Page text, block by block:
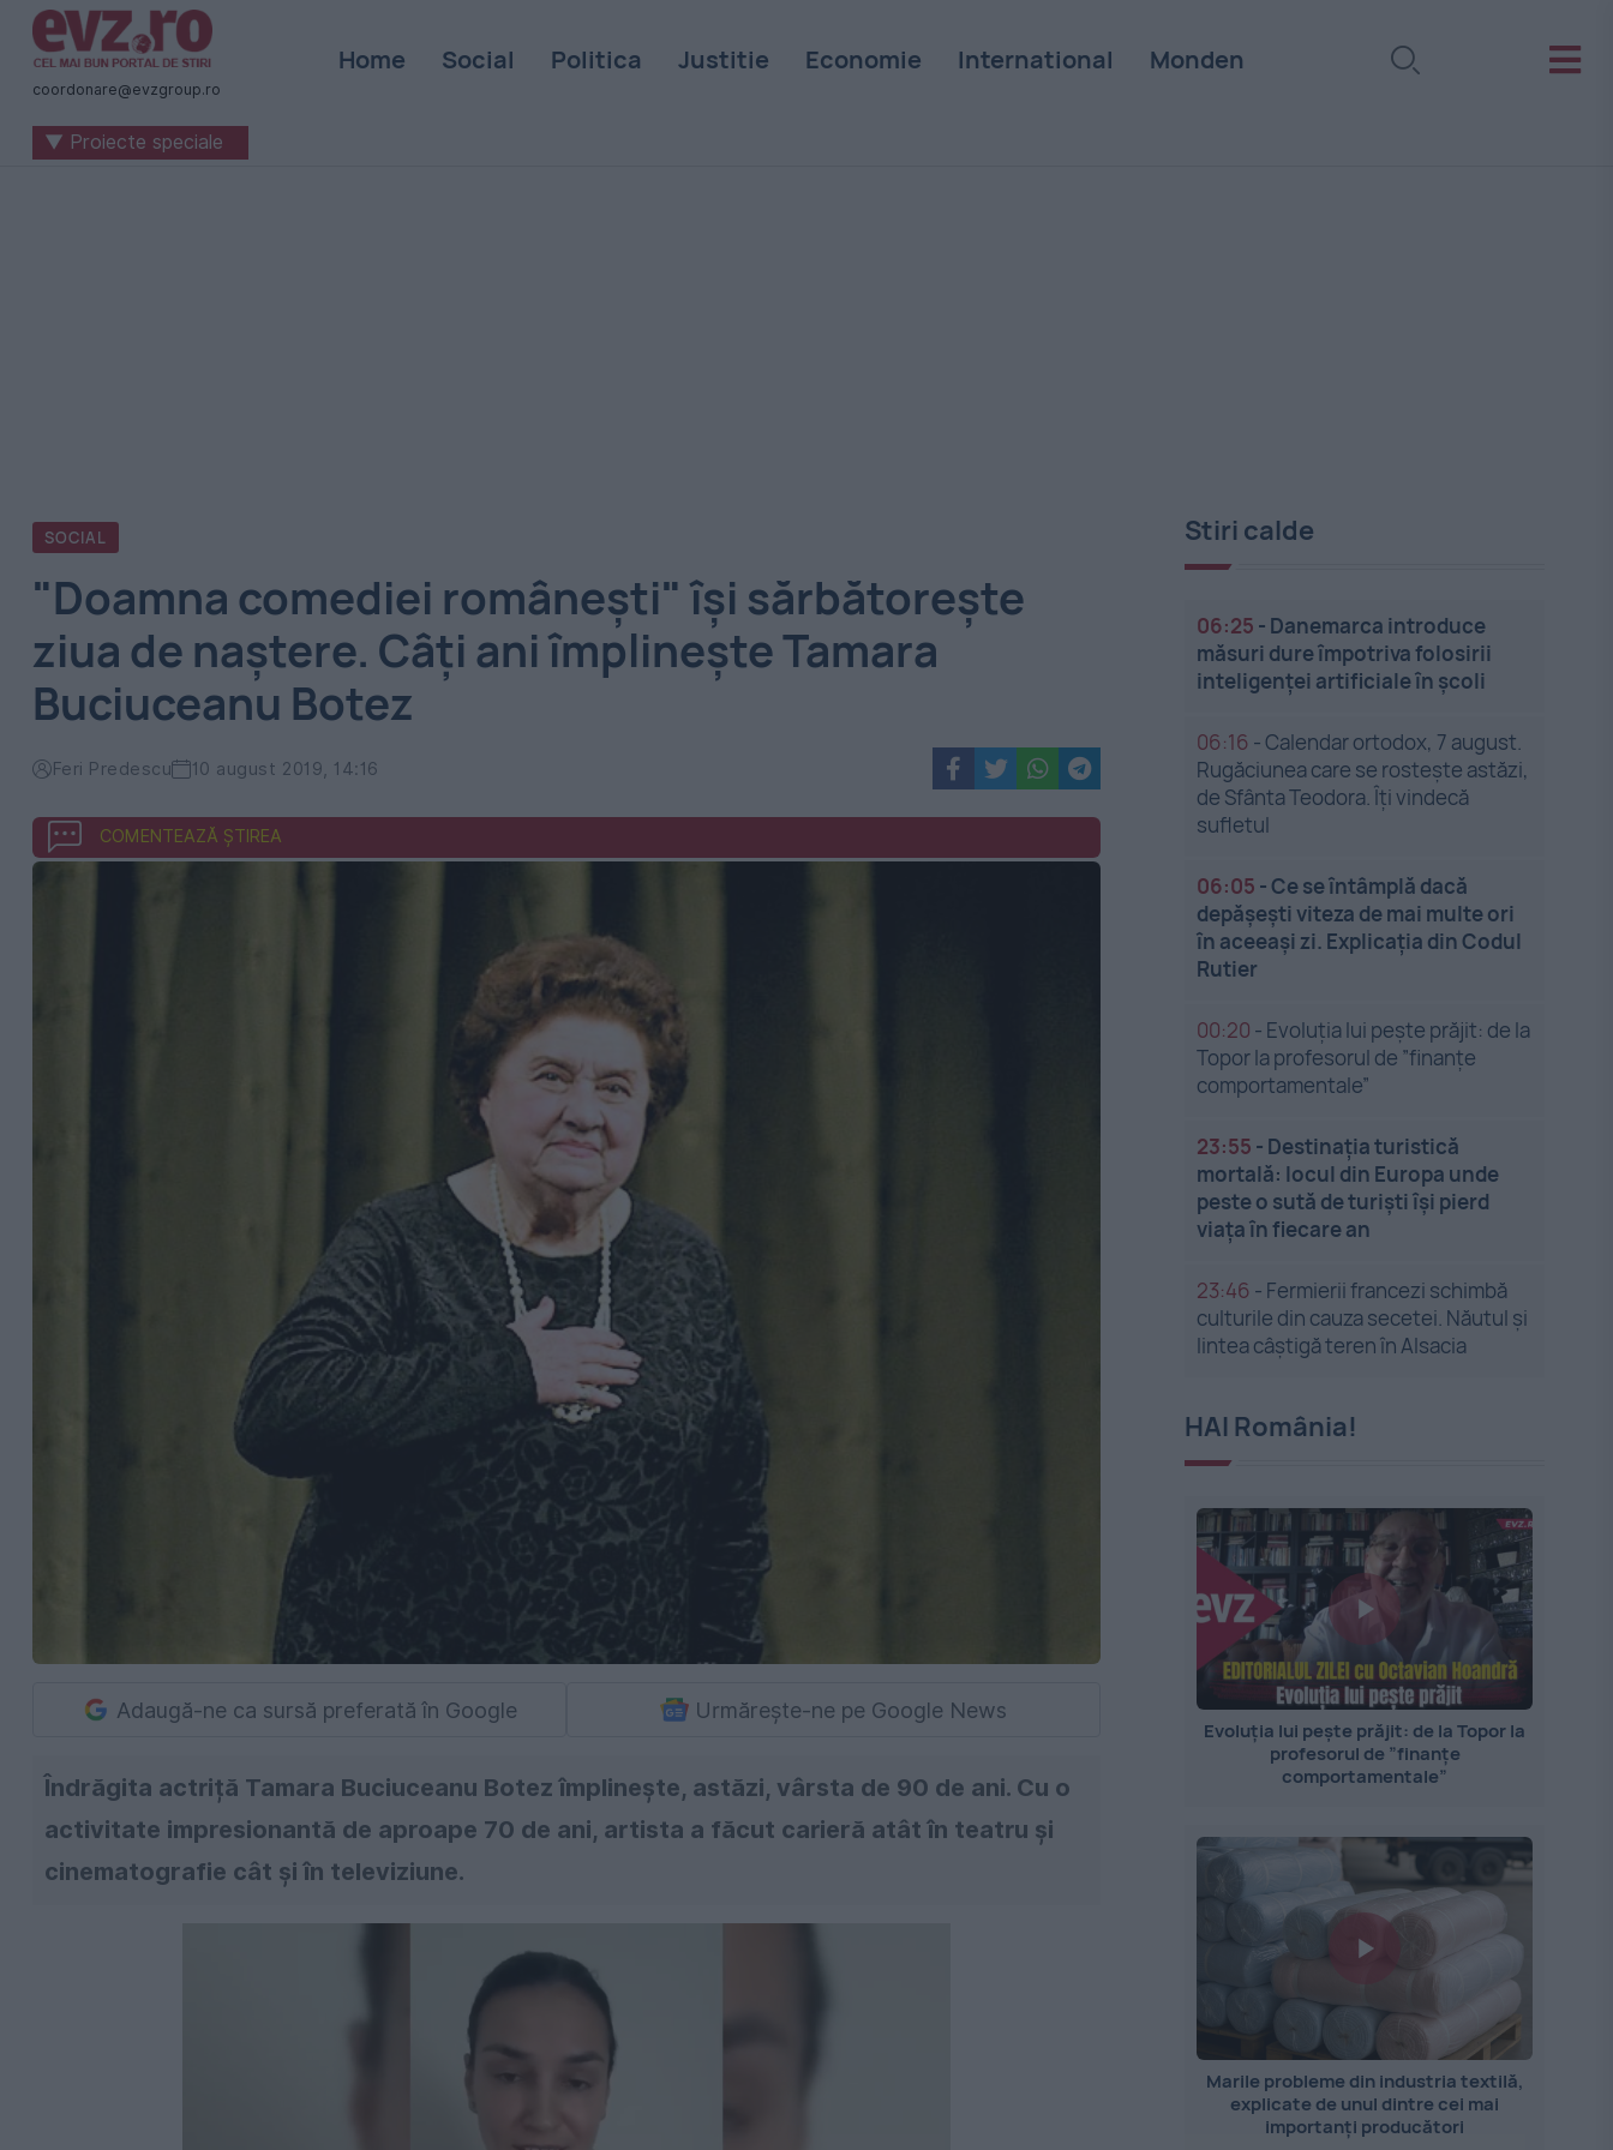
Știri
naționale
internaționale
coordonare@evzgroup.ro
Home Social Politica Justitie Economie International Monden
▼ Proiecte speciale
SOCIAL
"Doamna comediei românești" își sărbătorește
ziua de naștere. Câți ani împlinește Tamara
Buciuceanu Botez
Feri Predescu 10 august 2019, 14:16
COMENTEAZĂ ȘTIREA
Adaugă-ne ca sursă preferată în Google Urmărește-ne pe Google News
Îndrăgita actriță Tamara Buciuceanu Botez împlinește, astăzi, vârsta de 90 de ani. Cu o
activitate impresionantă de aproape 70 de ani, artista a făcut carieră atât în teatru și
cinematografie cât și în televiziune.
Stiri calde
06:25 - Danemarca introduce
măsuri dure împotriva folosirii
inteligenței artificiale în școli
06:16 -Calendar ortodox, 7 august.
Rugăciunea care se rostește astăzi,
de Sfânta Teodora. Îți vindecă
sufletul
06:05 -Ce se întâmplă dacă
depășești viteza de mai multe ori
în aceeași zi. Explicația din Codul
Rutier
00:20 - Evoluția lui pește prăjit: de la
Topor la profesorul de ”finanțe
comportamentale”
23:55 - Destinația turistică
mortală: locul din Europa unde
peste o sută de turiști își pierd
viața în fiecare an
23:46 - Fermierii francezi schimbă
culturile din cauza secetei. Năutul și
lintea câștigă teren în Alsacia
HAI România!
Evoluția lui pește prăjit: de la Topor la
profesorul de ”finanțe
comportamentale”
Marile probleme din industria textilă,
explicate de unul dintre cei mai
importanți producători